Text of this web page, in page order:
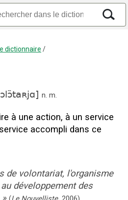
dictionnaire /
] n. m.
à une action, à un service
service accompli dans ce
de volontariat, l'organisme
développement des